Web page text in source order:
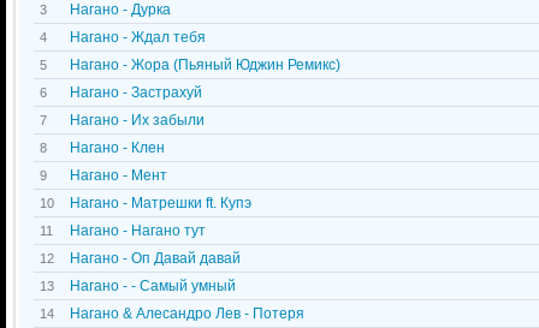
3 Нагано - Дурка
4 Нагано - Ждал тебя
5 Нагано - Жора (Пьяный Юджин Ремикс)
6 Нагано - Застрахуй
7 Нагано - Их забыли
8 Нагано - Клен
9 Нагано - Мент
10 Нагано - Матрешки ft. Купэ
11 Нагано - Нагано тут
12 Нагано - Оп Давай давай
13 Нагано - - Самый умный
14 Нагано & Алесандро Лев - Потеря